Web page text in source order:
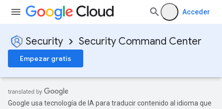
Acceder
Security Security Command Center
Empezar gratis
Google usa tecnología de IA para traducir contenido al idioma que